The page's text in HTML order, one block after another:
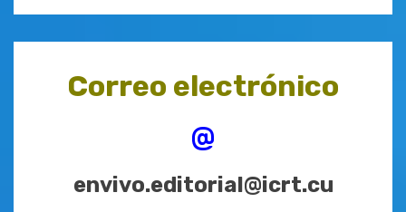
Correo electrónico
@
envivo.editorial@icrt.cu